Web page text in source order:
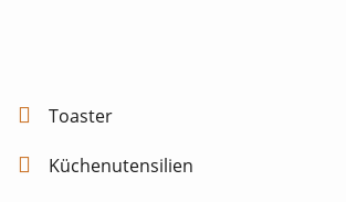
Toaster
Küchenutensilien